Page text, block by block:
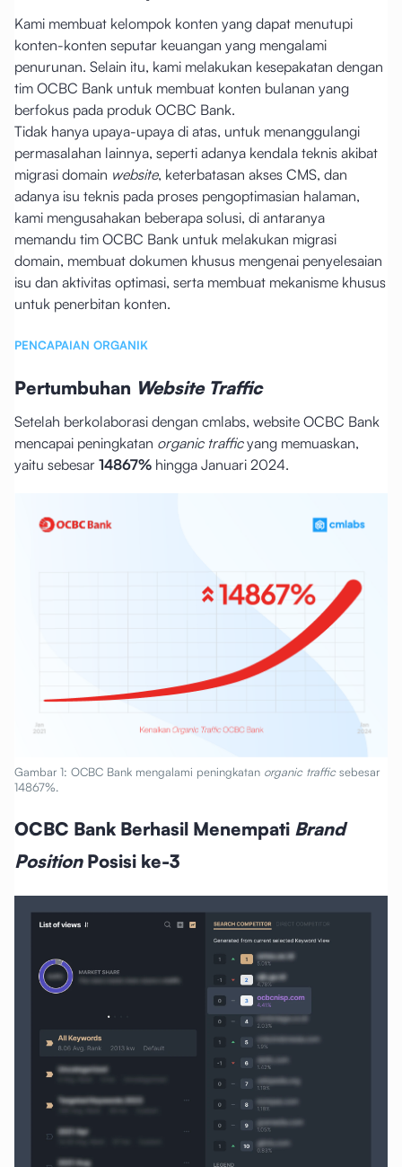
Kami membuat kelompok konten yang dapat menutupi
konten-konten seputar keuangan yang mengalami
penurunan. Selain itu, kami melakukan kesepakatan dengan
tim OCBC Bank untuk membuat konten bulanan yang
berfokus pada produk OCBC Bank.
Tidak hanya upaya-upaya di atas, untuk menanggulangi
permasalahan lainnya, seperti adanya kendala teknis akibat
migrasi domain website, keterbatasan akses CMS, dan
adanya isu teknis pada proses pengoptimasian halaman,
kami mengusahakan beberapa solusi, di antaranya
memandu tim OCBC Bank untuk melakukan migrasi
domain, membuat dokumen khusus mengenai penyelesaian
isu dan aktivitas optimasi, serta membuat mekanisme khusus
untuk penerbitan konten.
PENCAPAIAN ORGANIK
Pertumbuhan Website Traffic
Setelah berkolaborasi dengan cmlabs, website OCBC Bank
mencapai peningkatan organic trafficyang memuaskan,
yaitu sebesar 14867% hingga Januari 2024.
Gambar 1: OCBC Bank mengalami peningkatan organic trafficsebesar
14867%.
OCBC Bank Berhasil Menempati Brand
Position Posisi ke-3